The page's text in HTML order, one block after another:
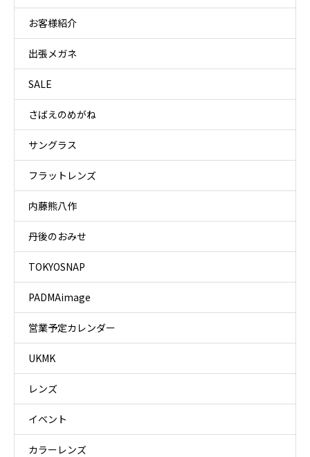
お客様紹介
出張メガネ
SALE
さばえのめがね
サングラス
フラットレンズ
内藤熊八作
丹後のおみせ
TOKYOSNAP
PADMAimage
営業予定カレンダー
UKMK
レンズ
イベント
カラーレンズ